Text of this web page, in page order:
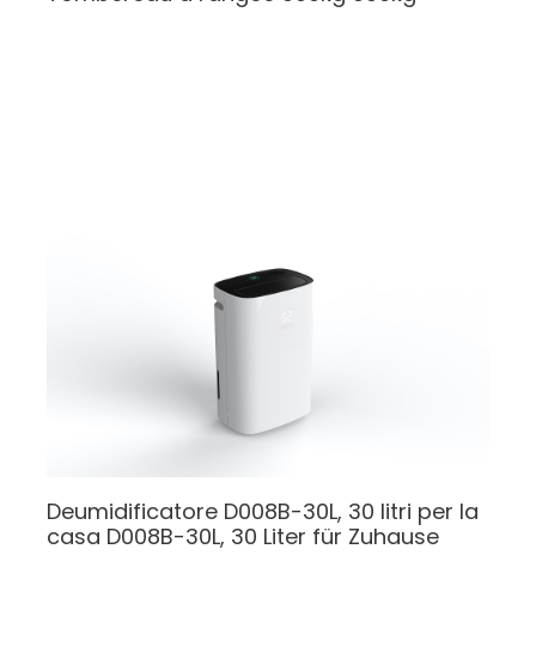
Deumidificatore D008B-30L, 30 litri per la
casa D008B-30L, 30 Liter für Zuhause